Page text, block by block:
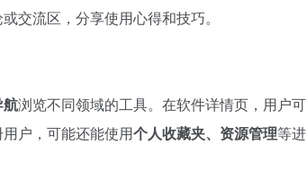
交流区，分享使用心得和技巧。
航浏览不同领域的工具。在软件详情页，用户可
户，可能还能使用个人收藏夹、资源管理等进